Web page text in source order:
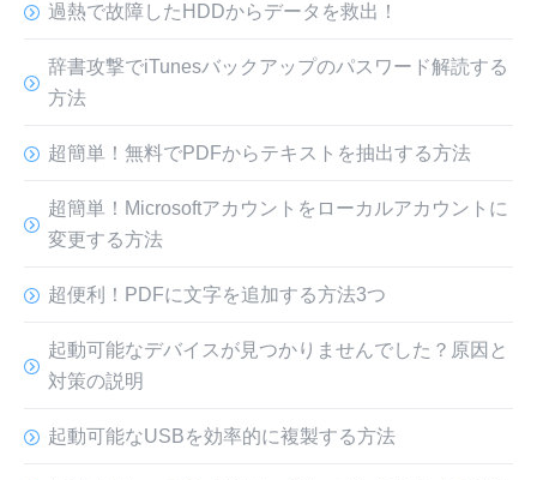
過熱で故障したHDDからデータを救出！
辞書攻撃でiTunesバックアップのパスワード解読する
方法
超簡単！無料でPDFからテキストを抽出する方法
超簡単！Microsoftアカウントをローカルアカウントに
変更する方法
超便利！PDFに文字を追加する方法3つ
起動可能なデバイスが見つかりませんでした？原因と
対策の説明
起動可能なUSBを効率的に複製する方法